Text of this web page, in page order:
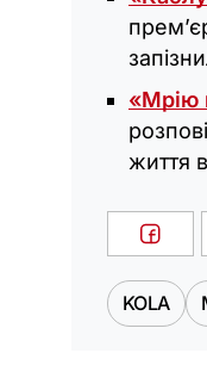
«Мрію
життя
KOLA